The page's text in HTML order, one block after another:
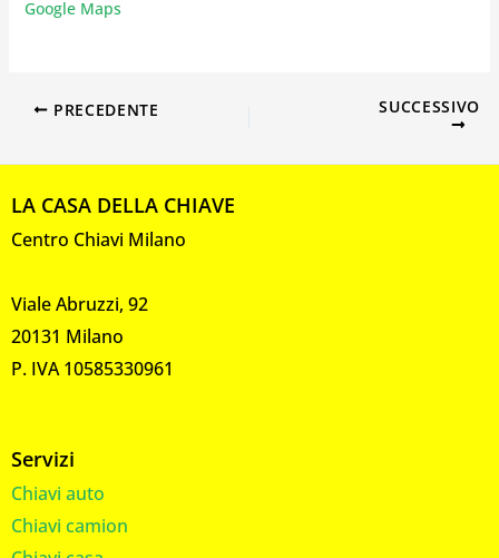
Google Maps
PRECEDENTE SUCCESSIVO
LA CASA DELLA CHIAVE
Centro Chiavi Milano
Viale Abruzzi, 92
20131 Milano
P. IVA 10585330961
Servizi
Chiavi auto
Chiavi camion